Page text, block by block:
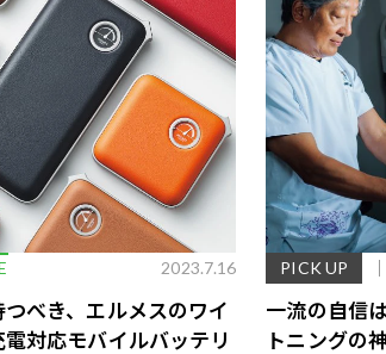
2023.7.16
つべき、エルメスのワイ
電対応モバイルバッテリ
PICK UP
一流の自信
トニングの